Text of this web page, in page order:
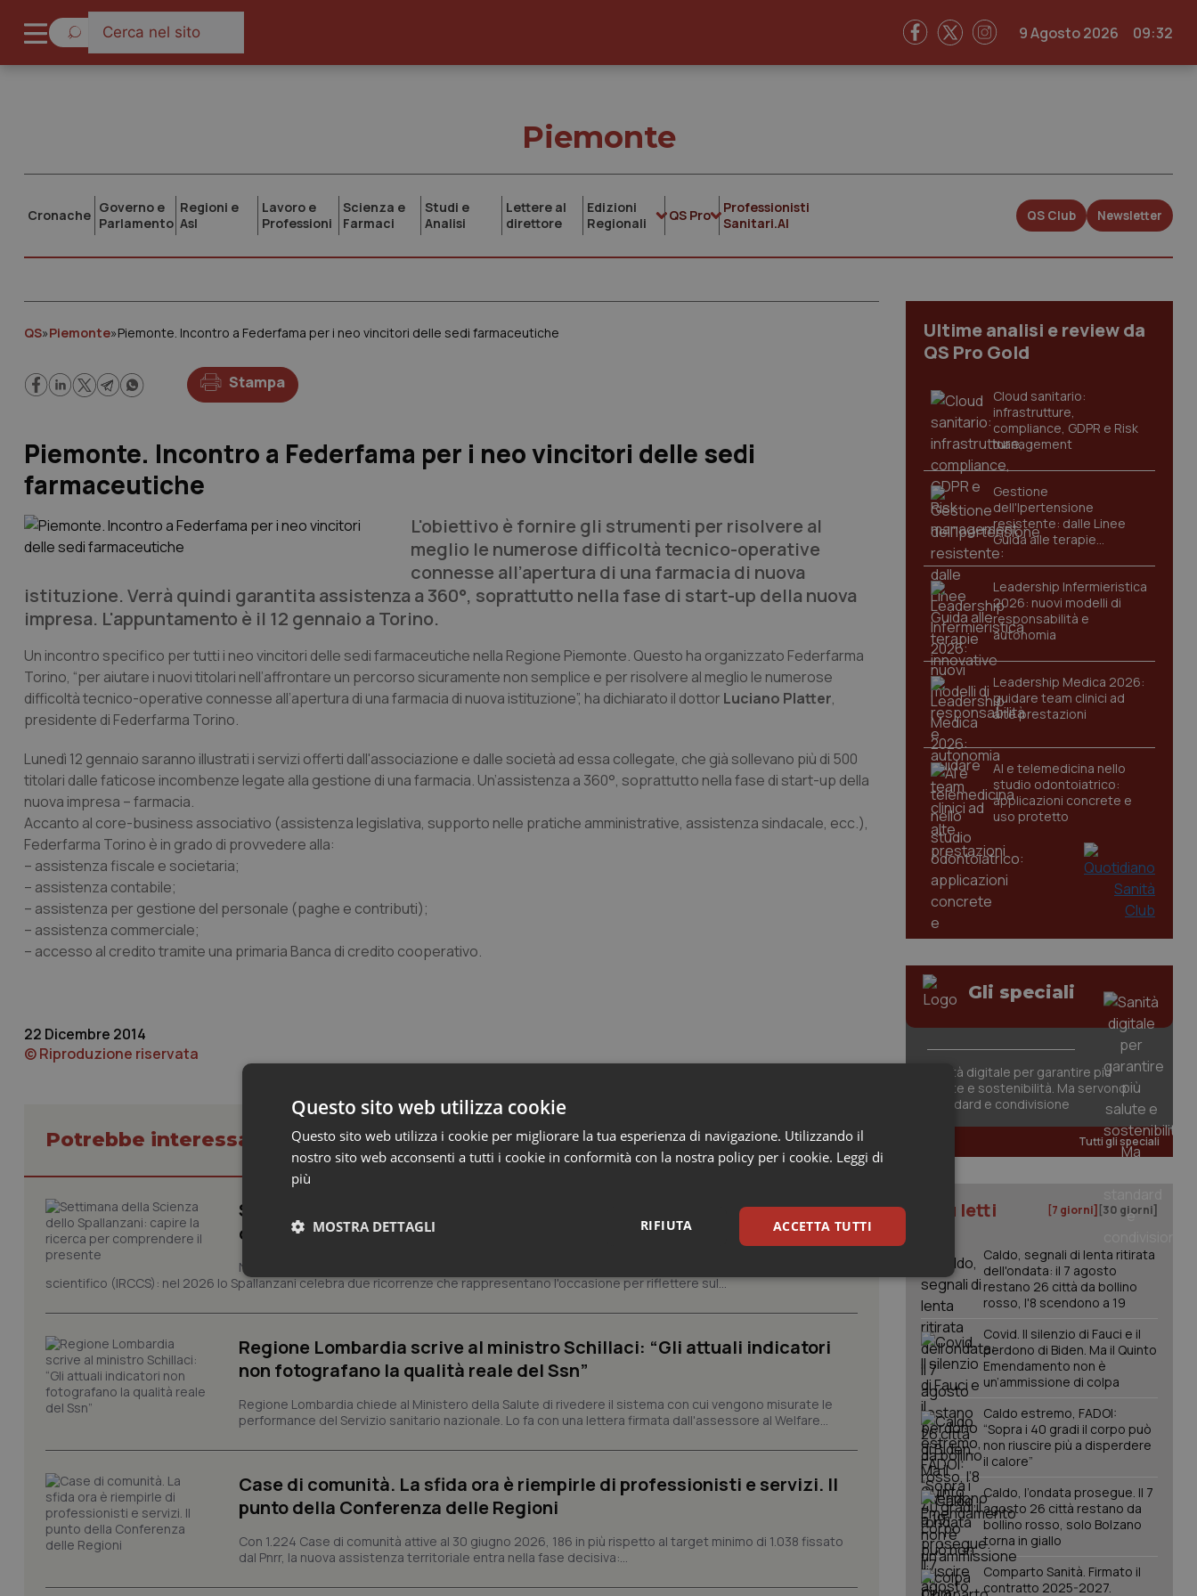
9 Agosto 2026 09:32
Piemonte
Cronache Governo e
Parlamento
Regioni e
Asl
Lavoro e
Professioni
Scienza e
Farmaci
Studi e
Analisi
Lettere al
direttore
Edizioni
Regionali
QS Pro
Professionisti
Sanitari.AI
QS Club Newsletter
QS»Piemonte»Piemonte. Incontro a Federfama per i neo vincitori delle sedi farmaceutiche
Stampa
Piemonte. Incontro a Federfama per i neo vincitori delle sedi
farmaceutiche
L'obiettivo è fornire gli strumenti per risolvere al
meglio le numerose difficoltà tecnico-operative
connesse all’apertura di una farmacia di nuova
istituzione. Verrà quindi garantita assistenza a 360°, soprattutto nella fase di start-up della nuova
impresa. L'appuntamento è il 12 gennaio a Torino.
Un incontro specifico per tutti i neo vincitori delle sedi farmaceutiche nella Regione Piemonte. Questo ha organizzato Federfarma
Torino, “per aiutare i nuovi titolari nell’affrontare un percorso sicuramente non semplice e per risolvere al meglio le numerose
difficoltà tecnico-operative connesse all’apertura di una farmacia di nuova istituzione”, ha dichiarato il dottor Luciano Platter,
presidente di Federfarma Torino.
Lunedì 12 gennaio saranno illustrati i servizi offerti dall'associazione e dalle società ad essa collegate, che già sollevano più di 500
titolari dalle faticose incombenze legate alla gestione di una farmacia. Un’assistenza a 360°, soprattutto nella fase di start-up della
nuova impresa – farmacia.
Accanto al core-business associativo (assistenza legislativa, supporto nelle pratiche amministrative, assistenza sindacale, ecc.),
Federfarma Torino è in grado di provvedere alla:
– assistenza fiscale e societaria;
– assistenza contabile;
– assistenza per gestione del personale (paghe e contributi);
– assistenza commerciale;
– accesso al credito tramite una primaria Banca di credito cooperativo.
22 Dicembre 2014
© Riproduzione riservata
Potrebbe interessarti in Piemonte
Settimana della Scienza dello Spallanzani: capire la ricerca per
comprendere il presente
Novant'anni dalla fondazione e trent'anni dal riconoscimento come Istituto di ricovero e cura a carattere
scientifico (IRCCS): nel 2026 lo Spallanzani celebra due ricorrenze che rappresentano l'occasione per riflettere sul...
Regione Lombardia scrive al ministro Schillaci: “Gli attuali indicatori
non fotografano la qualità reale del Ssn”
Regione Lombardia chiede al Ministero della Salute di rivedere il sistema con cui vengono misurate le
performance del Servizio sanitario nazionale. Lo fa con una lettera firmata dall'assessore al Welfare...
Case di comunità. La sfida ora è riempirle di professionisti e servizi. Il
punto della Conferenza delle Regioni
Con 1.224 Case di comunità attive al 30 giugno 2026, 186 in più rispetto al target minimo di 1.038 fissato
dal Pnrr, la nuova assistenza territoriale entra nella fase decisiva:...
Ultime analisi e review da
QS Pro Gold
Cloud sanitario:
infrastrutture,
compliance, GDPR e Risk
management
Gestione
dell'Ipertensione
resistente: dalle Linee
Guida alle terapie
innovative
Leadership Infermieristica
2026: nuovi modelli di
responsabilità e
autonomia
Leadership Medica 2026:
guidare team clinici ad
alte prestazioni
AI e telemedicina nello
studio odontoiatrico:
applicazioni concrete e
uso protetto
Gli speciali
Sanità digitale per garantire più
salute e sostenibilità. Ma servono
standard e condivisione
Tutti gli speciali
I più letti [7 giorni] [30 giorni]
Caldo, segnali di lenta ritirata
dell'ondata: il 7 agosto
restano 26 città da bollino
rosso, l'8 scendono a 19
Covid. Il silenzio di Fauci e il
perdono di Biden. Ma il Quinto
Emendamento non è
un’ammissione di colpa
Caldo estremo, FADOI:
“Sopra i 40 gradi il corpo può
non riuscire più a disperdere
il calore”
Caldo, l’ondata prosegue. Il 7
agosto 26 città restano da
bollino rosso, solo Bolzano
torna in giallo
Comparto Sanità. Firmato il
contratto 2025-2027.
Questo sito web utilizza cookie
Questo sito web utilizza i cookie per migliorare la tua esperienza di navigazione. Utilizzando il
nostro sito web acconsenti a tutti i cookie in conformità con la nostra policy per i cookie. Leggi di
più
ACCETTA TUTTI
RIFIUTA
MOSTRA DETTAGLI
Necessari Statistici Marketing
Necessari Statistici Marketing
e l'accesso alle aree protette del sito. Il sito web non è in grado di funzionare correttamente senza questi cookie.
Nome
Fornitore /Dominio Scadenza
Descrizione
VISITOR_PRIVACY_METADATA
YouTube
.youtube.com
del visitatore riguardo a varie politiche e